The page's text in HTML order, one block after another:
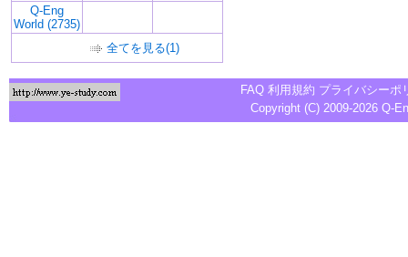
Q-Eng
World (2735)
全てを見る(1)
FAQ 利用規約 プライバシーポ
Copyright (C) 2009-2026 Q-